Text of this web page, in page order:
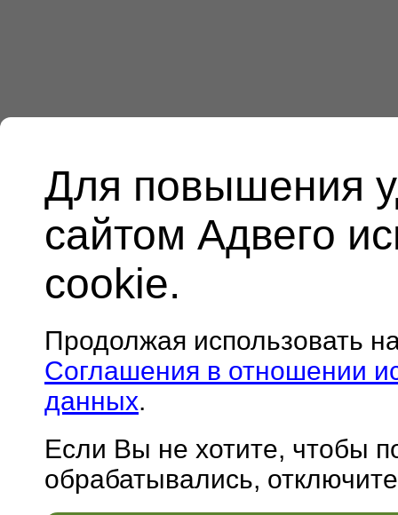
Для повышения
сайтом Адвего
cookie.
Продолжая использовать
Соглашения в отношении
данных.
Если Вы не хотите, чтобы
обрабатывались,